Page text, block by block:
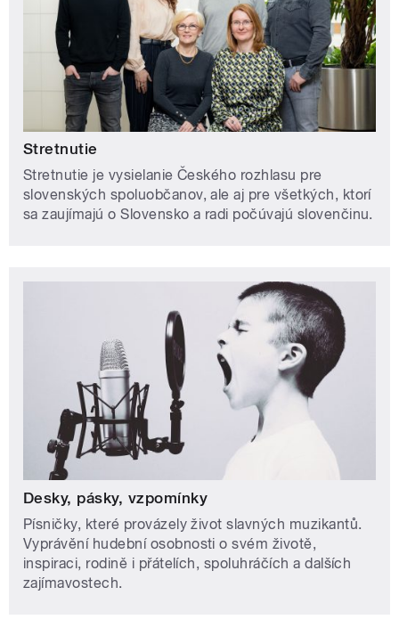
Stretnutie
Stretnutie je vysielanie Českého rozhlasu pre
slovenských spoluobčanov, ale aj pre všetkých, ktorí
sa zaujímajú o Slovensko a radi počúvajú slovenčinu.
Desky, pásky, vzpomínky
Písničky, které provázely život slavných muzikantů.
Vyprávění hudební osobnosti o svém životě,
inspiraci, rodině i přátelích, spoluhráčích a dalších
zajímavostech.